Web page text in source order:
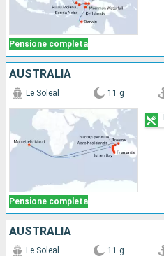
Pensione completa
AUSTRALIA
Pensione completa
Le Soleal 11 g
AUSTRALIA
Le Soleal 11 g